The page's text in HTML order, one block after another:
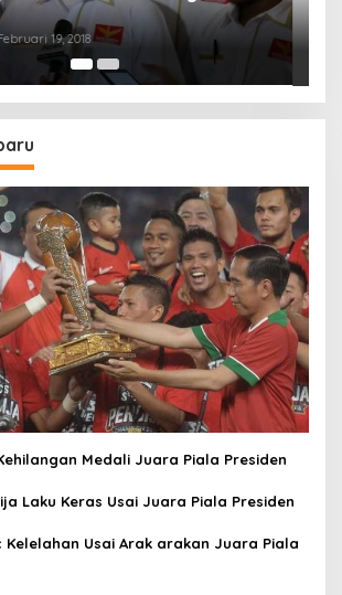
| Februari 19, 2018
Medali Juara Piala Presiden
Laku Keras Usai Juara Piala Presiden
Kelelahan Usai Arak arakan Juara Piala